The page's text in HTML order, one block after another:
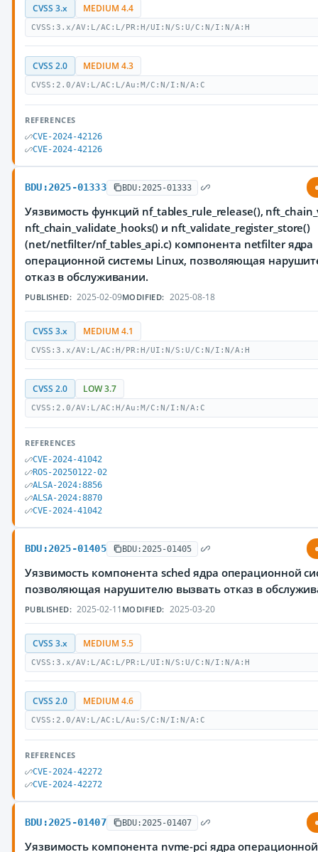
CVSS 3.x MEDIUM 4.4
CVSS:3.x/AV:L/AC:L/PR:H/UI:N/S:U/C:N/I:N/A:H
CVSS 2.0 MEDIUM 4.3
CVSS:2.0/AV:L/AC:L/Au:M/C:N/I:N/A:C
REFERENCES
CVE-2024-42126
CVE-2024-42126
BDU:2025-01333 BDU:2025-01333
Уязвимость функций nf_tables_rule_release(),
nft_chain_validate_hooks() и nft_validate_register_store()
(net/netfilter/nf_tables_api.c) компонента netfilter ядра
операционной системы Linux, позволяющая
отказ в обслуживании.
PUBLISHED: 2025-02-09MODIFIED: 2025-08-18
CVSS 3.x MEDIUM 4.1
CVSS:3.x/AV:L/AC:H/PR:H/UI:N/S:U/C:N/I:N/A:H
CVSS 2.0 LOW 3.7
CVSS:2.0/AV:L/AC:H/Au:M/C:N/I:N/A:C
REFERENCES
CVE-2024-41042
ROS-20250122-02
ALSA-2024:8856
ALSA-2024:8870
CVE-2024-41042
BDU:2025-01405 BDU:2025-01405
Уязвимость компонента sched ядра операционной
позволяющая нарушителю вызвать отказ в
PUBLISHED: 2025-02-11 MODIFIED: 2025-03-20
CVSS 3.x MEDIUM 5.5
CVSS:3.x/AV:L/AC:L/PR:L/UI:N/S:U/C:N/I:N/A:H
CVSS 2.0 MEDIUM 4.6
CVSS:2.0/AV:L/AC:L/Au:S/C:N/I:N/A:C
REFERENCES
CVE-2024-42272
CVE-2024-42272
BDU:2025-01407 BDU:2025-01407
Уязвимость компонента nvme-pci ядра